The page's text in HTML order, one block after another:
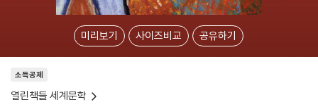
미리보기 사이즈비교 공유하기
소득공제
열린책들 세계문학